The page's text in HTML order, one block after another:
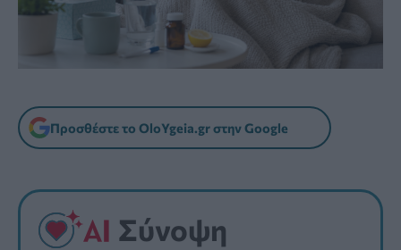
Προσθέστε το OloYgeia.gr στην Google
Σύνοψη